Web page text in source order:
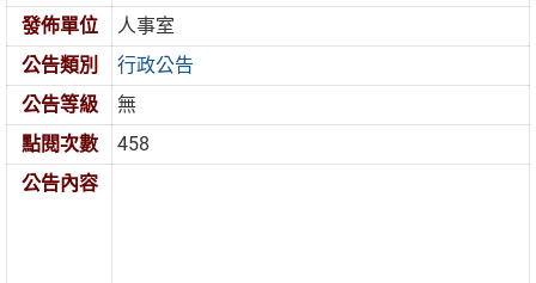
發佈單位
人事室
公告類別
行政公告
公告等級
無
點閱次數
458
公告內容